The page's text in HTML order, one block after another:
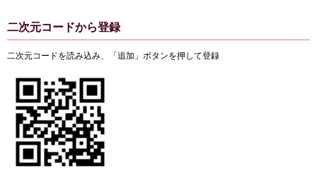
二次元コードから登録
二次元コードを読み込み、「追加」ボタンを押して登録